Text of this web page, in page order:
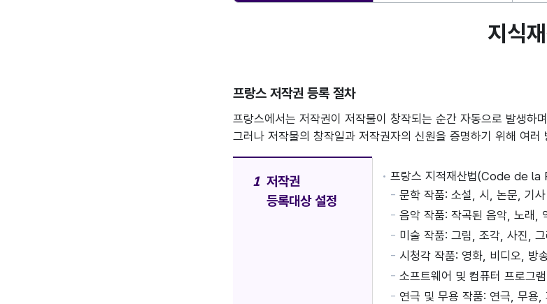
지식
프랑스 저작권 등록 절차
프랑스에서는 저작권이 저작물이 창작되는 순간 자동으로 발생하
그러나 저작물의 창작일과 저작권자의 신원을 증명하기 위해 여
저작권
등록대상 설정
프랑스 지적재산법(Code de
문학 작품: 소설, 시, 논문, 기
음악 작품: 작곡된 음악, 노래,
미술 작품: 그림, 조각, 사진,
시청각 작품: 영화, 비디오, 방
소프트웨어 및 컴퓨터 프로그
연극 및 무용 작품: 연극, 무용,